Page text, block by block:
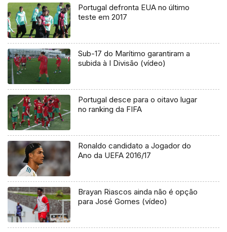
Portugal defronta EUA no último
teste em 2017
Sub-17 do Marítimo garantiram a
subida à I Divisão (vídeo)
Portugal desce para o oitavo lugar
no ranking da FIFA
Ronaldo candidato a Jogador do
Ano da UEFA 2016/17
Brayan Riascos ainda não é opção
para José Gomes (vídeo)